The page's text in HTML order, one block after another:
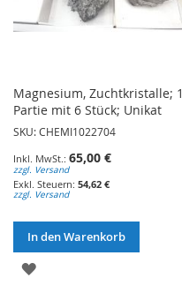
Magnesium, Zuchtkristalle; 1
Partie mit 6 Stück; Unikat
SKU: CHEMI1022704
65,00 €
zzgl. Versand
54,62 €
zzgl. Versand
In den Warenkorb
ZUR